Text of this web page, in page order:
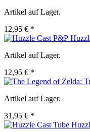
Artikel auf Lager.
12,95 € *
Artikel auf Lager.
12,95 € *
Artikel auf Lager.
31,95 € *